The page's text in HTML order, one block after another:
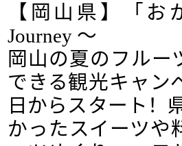
【岡山県】「お
Journey ～
岡山の夏のフルー
できる観光キャン
日からスタート！
かったスイーツや